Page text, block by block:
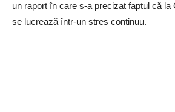
un raport în care s-a precizat faptul că la
se lucrează într-un stres continuu.